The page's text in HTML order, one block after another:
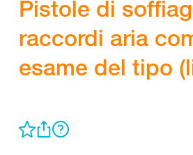
Pistole di
raccordi aria
esame del tipo